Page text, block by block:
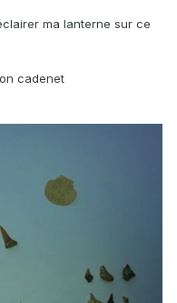
ma lanterne sur ce
cadenet